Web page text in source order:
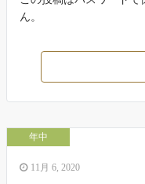
ん。
年中
11月 6, 2020